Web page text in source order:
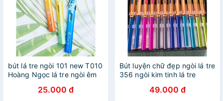
bút lá tre ngòi 101 new T010
Hoàng Ngọc lá tre ngòi êm
25.000 đ
Bút luyện chữ đẹp ngòi lá tre
356 ngòi kim tinh lá tre
49.000 đ